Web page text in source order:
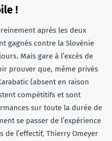
!
après les deux
gagnés contre la Slovénie
Mais gare à l’excès de
prouver que, même privés
(absent en raison
compétitifs et sont
sur toute la durée de
se passer de l’expérience
de l’effectif, Thierry Omeyer